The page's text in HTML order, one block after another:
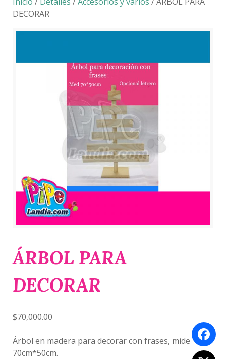
DECORAR
ÁRBOL PARA
DECORAR
$70,000.00
Árbol en madera para decorar con frases, mide
70cm*50cm.